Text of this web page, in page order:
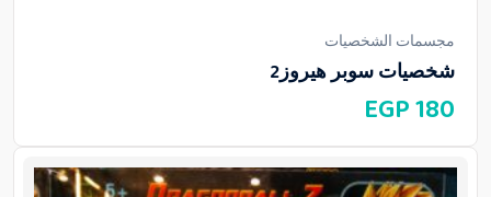
مجسمات الشخصيات
شخصيات سوبر هيروز2
180
EGP